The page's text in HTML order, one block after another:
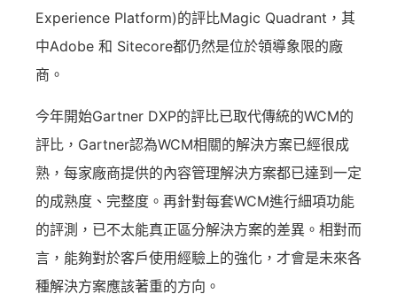
Experience Platform)的評比Magic Quadrant，其
中Adobe 和 Sitecore都仍然是位於領導象限的廠
商。
今年開始Gartner DXP的評比已取代傳統的WCM的
評比，Gartner認為WCM相關的解決方案已經很成
熟，每家廠商提供的內容管理解決方案都已達到一定
的成熟度、完整度。再針對每套WCM進行細項功能
的評測，已不太能真正區分解決方案的差異。相對而
言，能夠對於客戶使用經驗上的強化，才會是未來各
種解決方案應該著重的方向。